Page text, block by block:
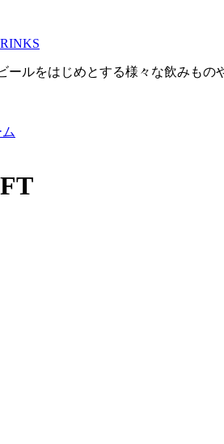
ールをはじめとする様々な飲みも